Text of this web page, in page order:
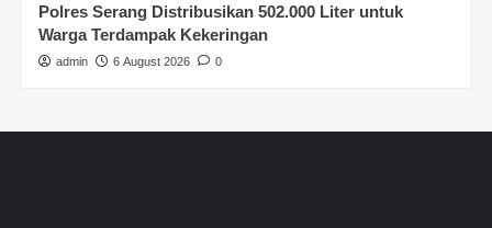
Polres Serang Distribusikan 502.000 Liter untuk
Warga Terdampak Kekeringan
admin 6 August 2026 0